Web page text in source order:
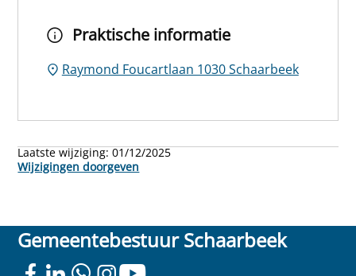
Praktische informatie
Raymond Foucartlaan 1030 Schaarbeek
Laatste wijziging:01/12/2025
Wijzigingen doorgeven
Gemeentebestuur Schaarbeek